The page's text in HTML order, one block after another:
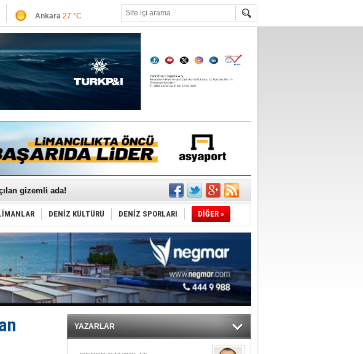
Ankara 27 °C
Antalya33 °C
Muğla 27 °C
Çanakkale 28 °C
karar çıktı
gizemli ada!
sertifikası alan ilk tersane oldu
ev sahipliği yapacak
4 yeni tanker daha ekliyor
dışı harcı için düzenleme istiyor
dönem başlıyor
Başkanını seçti!
DENİZ KÜLTÜRÜ DENİZ SPORLARI DİĞER »
YAZARLAR